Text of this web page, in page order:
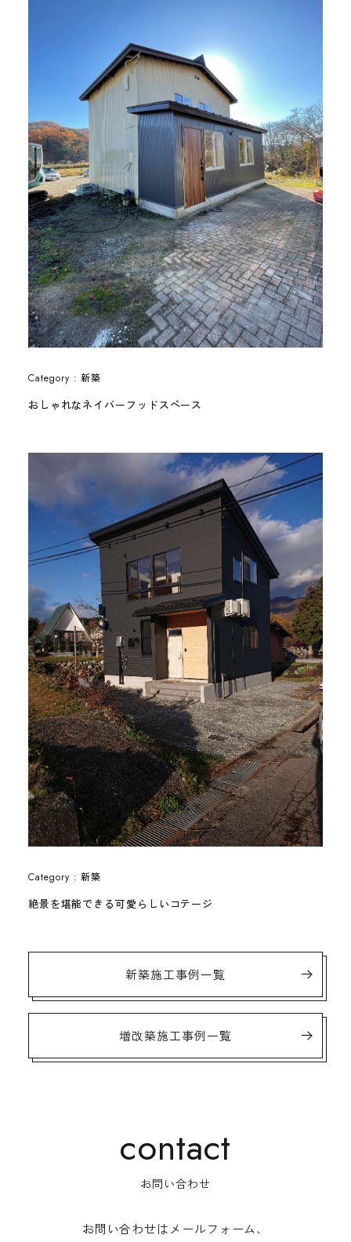
Category : 新築
おしゃれなネイバーフッドスペース
Category : 新築
絶景を堪能できる可愛らしいコテージ
新築施工事例一覧
増改築施工事例一覧
お問い合わせ
お問い合わせはメールフォーム、